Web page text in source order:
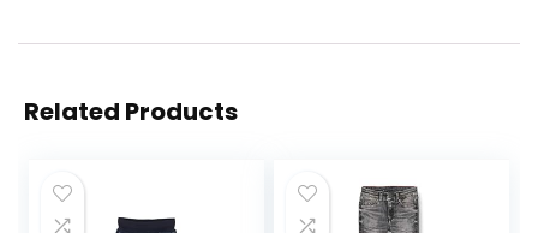
Related Products